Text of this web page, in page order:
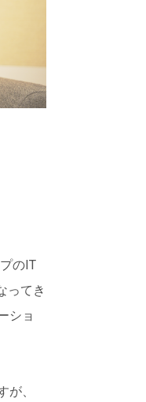
のIT
ってき
ショ
、